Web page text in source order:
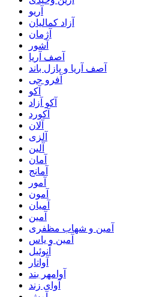
آریو
آزاد کمالیان
آژمان
آشور
آصف آریا
آصف آریا و پازل باند
آفرو جی
آکو
آکو آزاد
آکورد
آلان
آلزی
آلین
آمان
آمانج
آمور
آمون
آمیان
آمین
آمین و شهاب مظفری
آمین و یاس
آنوئیل
آواتار
آوامهر بند
آوای زند